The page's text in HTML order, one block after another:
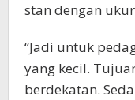
stan dengan
“Jadi untuk
yang kecil.
berdekatan.